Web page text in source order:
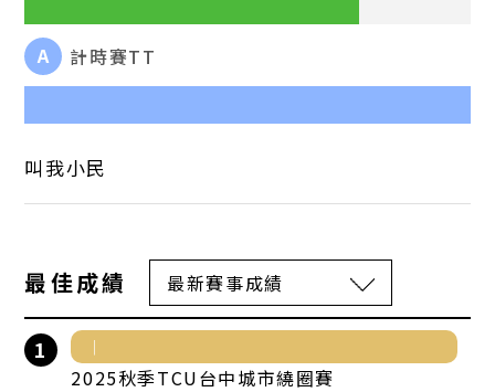
A 計時賽TT
叫我小民
最佳成績
1
2025秋季TCU台中城市繞圈賽